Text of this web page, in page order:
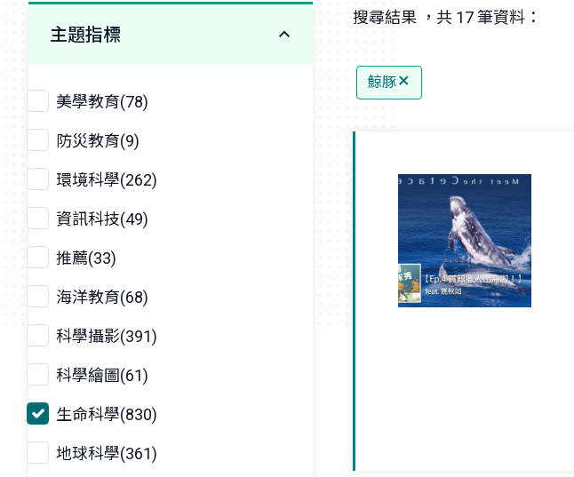
主題指標
美學教育(78)
防災教育(9)
環境科學(262)
資訊科技(49)
推薦(33)
海洋教育(68)
科學攝影(391)
科學繪圖(61)
生命科學(830)
地球科學(361)
搜尋結果 ，共 17 筆資料：
鯨豚